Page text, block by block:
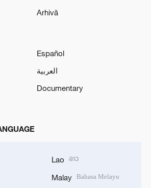
Arhivă
Español
العربية
Documentary
Lao ລາວ
Malay Bahasa Melayu